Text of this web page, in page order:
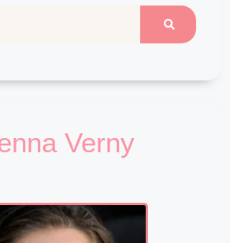
Verny